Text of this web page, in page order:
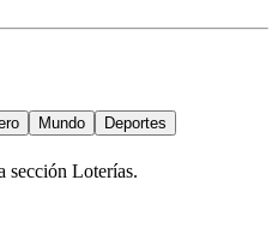
Mundo
Deportes
sección Loterías.